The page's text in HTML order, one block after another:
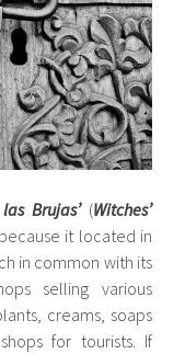
Brujas’(Witches’
it located in
in common with its
selling various
creams, soaps
for tourists. If